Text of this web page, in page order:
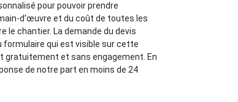
pour pouvoir prendre
d’œuvre et du coût de toutes les
le chantier. La demande du devis
formulaire qui est visible sur cette
gratuitement et sans engagement. En
de notre part en moins de 24